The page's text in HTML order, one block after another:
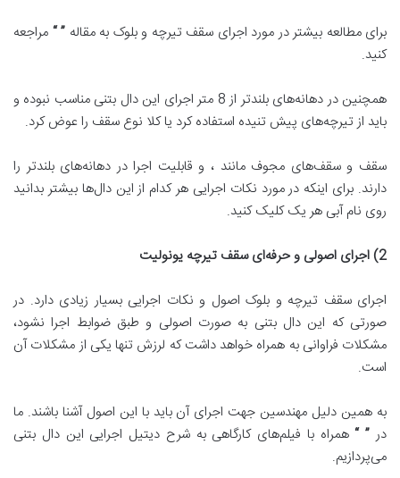
برای مطالعه بیشتر در مورد اجرای سقف تیرچه و بلوک به مقاله ” “ مراجعه
کنید.
همچنین در دهانه‌های بلندتر از 8 متر اجرای این دال بتنی مناسب نبوده و
باید از تیرچه‌های پیش تنیده استفاده کرد یا کلا نوع سقف را عوض کرد.
سقف‌ و سقف‌های مجوف مانند ، و قابلیت اجرا در دهانه‌های بلندتر را
دارند. برای اینکه در مورد نکات اجرایی هر کدام از این دال‌ها بیشتر بدانید
روی نام آبی هر یک کلیک کنید.
2) اجرای اصولی و حرفهای سقف تیرچه یونولیت
اجرای سقف تیرچه و بلوک اصول و نکات اجرایی بسیار زیادی دارد. در
صورتی که این دال بتنی به صورت اصولی و طبق ضوابط اجرا نشود،
مشکلات فراوانی به همراه خواهد داشت که لرزش تنها یکی از مشکلات آن
است.
به همین دلیل مهندسین جهت اجرای آن باید با این اصول آشنا باشند. ما
در ” “همراه با فیلم‌های کارگاهی به شرح دیتیل اجرایی این دال بتنی
می‌پردازیم.